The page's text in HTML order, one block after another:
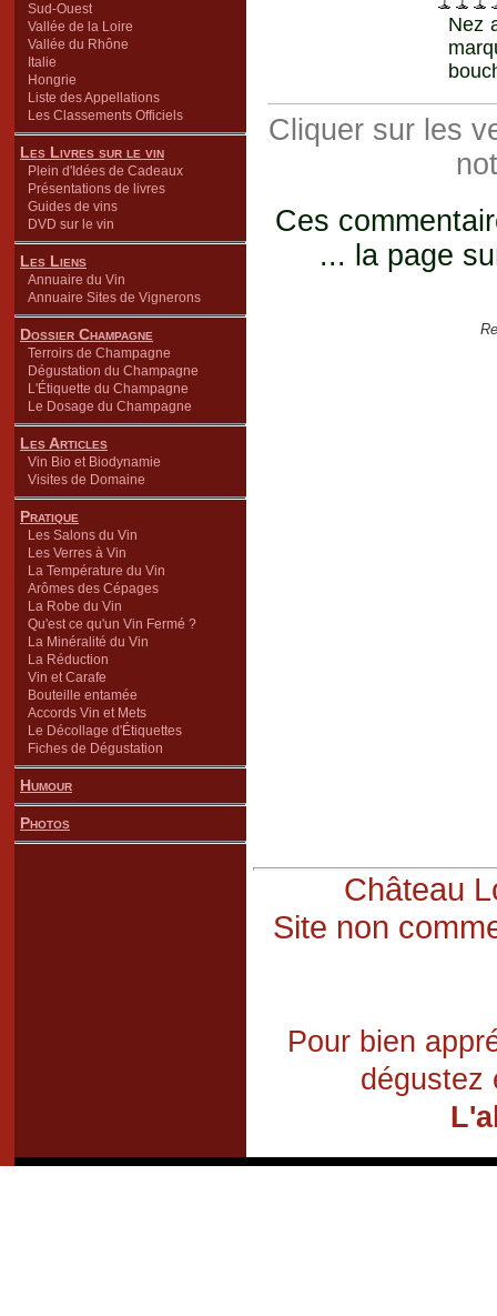
Sud-Ouest
Vallée de la Loire
Vallée du Rhône
Italie
Hongrie
Liste des Appellations
Les Classements Officiels
Les Livres sur le vin
Plein d'Idées de Cadeaux
Présentations de livres
Guides de vins
DVD sur le vin
Les Liens
Annuaire du Vin
Annuaire Sites de Vignerons
Dossier Champagne
Terroirs de Champagne
Dégustation du Champagne
L'Étiquette du Champagne
Le Dosage du Champagne
Les Articles
Vin Bio et Biodynamie
Visites de Domaine
Pratique
Les Salons du Vin
Les Verres à Vin
La Température du Vin
Arômes des Cépages
La Robe du Vin
Qu'est ce qu'un Vin Fermé ?
La Minéralité du Vin
La Réduction
Vin et Carafe
Bouteille entamée
Accords Vin et Mets
Le Décollage d'Étiquettes
Fiches de Dégustation
Humour
Photos
Nez
Cliquer sur les
Ces
... la page
Château
Site non
Pour bien
dégustez